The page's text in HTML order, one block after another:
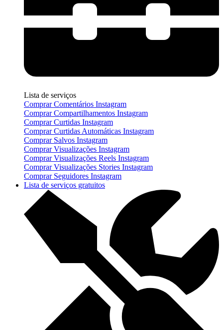
Lista de serviços
Comprar Comentários Instagram
Comprar Compartilhamentos Instagram
Comprar Curtidas Instagram
Comprar Curtidas Automáticas Instagram
Comprar Salvos Instagram
Comprar Visualizações Instagram
Comprar Visualizações Reels Instagram
Comprar Visualizações Stories Instagram
Comprar Seguidores Instagram
Lista de serviços gratuitos